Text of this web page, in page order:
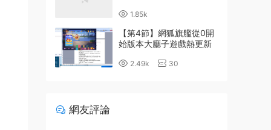
1.85k
【第4節】網狐旗艦從0開
始版本大廳子遊戲熱更新
2.49k 30
網友評論